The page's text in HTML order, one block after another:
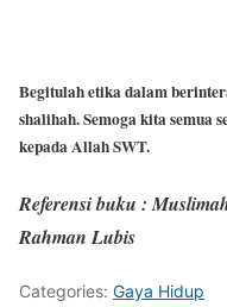
Begitulah etika dalam
shalihah. Semoga kita semua
kepada Allah SWT.
Referensi buku :
Rahman Lubis
Categories: Gaya Hidup